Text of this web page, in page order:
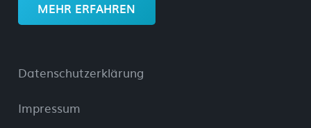
MEHR ERFAHREN
Datenschutzerklärung
Impressum